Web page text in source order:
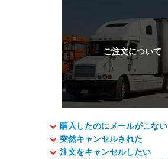
購入したのにメールがこない
突然キャンセルされた
注文をキャンセルしたい